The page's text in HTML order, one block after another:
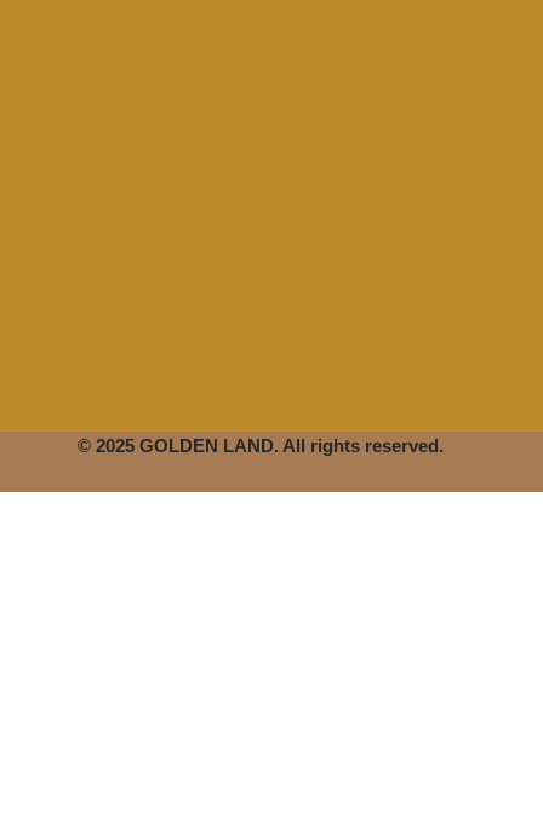
© 2025 GOLDEN LAND. All rights reserved.